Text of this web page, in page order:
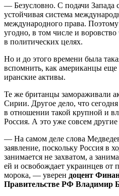
— Безусловно. С подачи Запада
устойчивая система
международного права.
угодно, в том числе и
в политических целях.
Но и до этого времени была
вспомнить, как американцы еще
иранские активы.
Те же британцы замораживали
Сирии. Другое дело, что
в отношении такой крупной и
Россия. А это уже совсем
— На самом деле слова
заявление, поскольку Россия в
занимается не захватом, а
ей и освобождает украинцев от
морока, — уверен доцент
Правительстве РФ Владимир